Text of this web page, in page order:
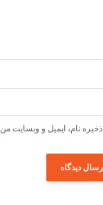
ذخیره نام، ایمیل و وبسایت